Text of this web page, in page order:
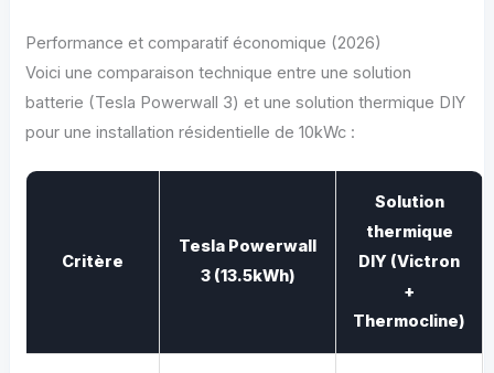
Performance et comparatif économique (2026)
Voici une comparaison technique entre une solution
batterie (Tesla Powerwall 3) et une solution thermique DIY
pour une installation résidentielle de 10kWc :
Critère
Tesla Powerwall
3 (13.5kWh)
Solution
thermique
DIY (Victron
+
Thermocline)